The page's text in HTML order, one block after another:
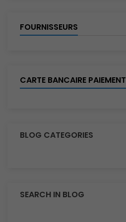
FOURNISSEURS
CARTE BANCAIRE PAIEMENT
BLOG CATEGORIES
SEARCH IN BLOG